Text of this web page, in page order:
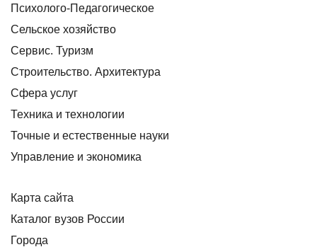
Психолого-Педагогическое
Сельское хозяйство
Сервис. Туризм
Строительство. Архитектура
Сфера услуг
Техника и технологии
Точные и естественные науки
Управление и экономика
Карта сайта
Каталог вузов России
Города